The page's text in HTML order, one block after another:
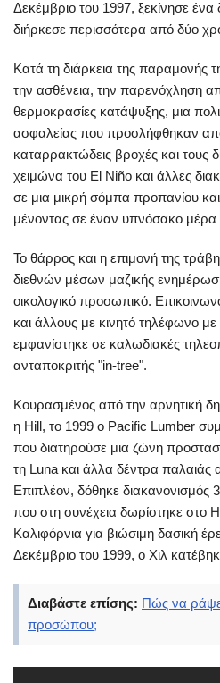
Δεκέμβριο του 1997, ξεκίνησε
διήρκεσε περισσότερα από δύο
Κατά τη διάρκεια της παραμονής
την ασθένεια, την παρενόχληση
θερμοκρασίες κατάψυξης, μια
ασφαλείας που προσλήφθηκαν
καταρρακτώδεις βροχές και τους
χειμώνα του El Niño και άλλες
σε μια μικρή σόμπα προπανίου
μένοντας σε έναν υπνόσακο μέρα
Το θάρρος και η επιμονή της
διεθνών μέσων μαζικής
οικολογικό προσωπικό.
και άλλους με κινητό τηλέφωνο με
εμφανίστηκε σε καλωδιακές
ανταποκριτής "in-tree".
Κουρασμένος από την αρνητική
η Hill, το 1999 ο Pacific Lumber
που διατηρούσε μια ζώνη
τη Luna και άλλα δέντρα παλαιάς
Επιπλέον, δόθηκε
που στη συνέχεια δωρίστηκε στο
Καλιφόρνια για βιώσιμη δασική
Δεκέμβριο του 1999, ο Χιλ
Διαβάστε επίσης: Πώς να
προσώπου;